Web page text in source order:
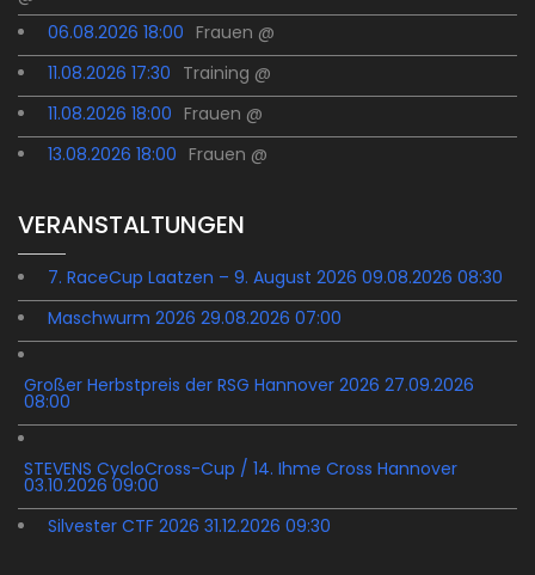
06.08.2026 18:00 Frauen @
11.08.2026 17:30 Training @
11.08.2026 18:00 Frauen @
13.08.2026 18:00 Frauen @
VERANSTALTUNGEN
7. RaceCup Laatzen – 9. August 2026 09.08.2026 08:30
Maschwurm 2026 29.08.2026 07:00
Großer Herbstpreis der RSG Hannover 2026 27.09.2026
08:00
STEVENS CycloCross-Cup / 14. Ihme Cross Hannover
03.10.2026 09:00
Silvester CTF 2026 31.12.2026 09:30